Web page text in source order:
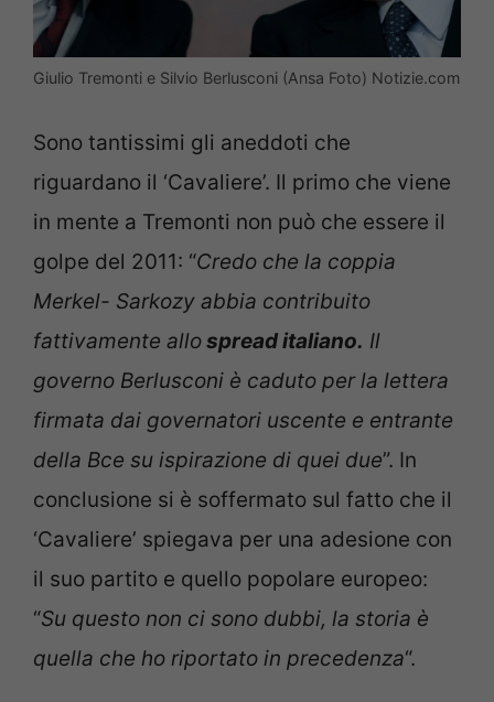
Giulio Tremonti e Silvio Berlusconi (Ansa Foto) Notizie.com
Sono tantissimi gli aneddoti che
riguardano il ‘Cavaliere’. Il primo che viene
in mente a Tremonti non può che essere il
golpe del 2011: “Credo che la coppia
Merkel- Sarkozy abbia contribuito
fattivamente allospread italiano. Il
governo Berlusconi è caduto per la lettera
firmata dai governatori uscente e entrante
della Bce su ispirazione di quei due”. In
conclusione si è soffermato sul fatto che il
‘Cavaliere’ spiegava per una adesione con
il suo partito e quello popolare europeo:
“Su questo non ci sono dubbi, la storia è
quella che ho riportato in precedenza“.